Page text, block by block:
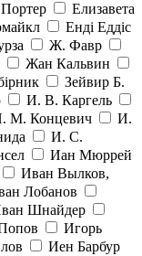
Елизавета
Ендi Еддiс
Ж. Фавр
Жан Кальвин
Зейвир Б.
И. В. Каргель
М. Концевич
И.
И. С.
Иан Мюррей
Иван Вылков,
Лобанов
Шнайдер
Игорь
Иен Барбур